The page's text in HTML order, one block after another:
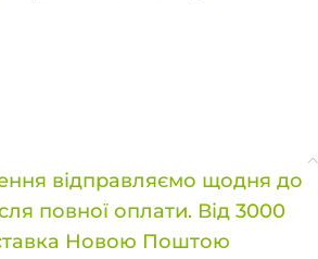
відправляємо щодня до
повної оплати. Від 3000
Новою Поштою